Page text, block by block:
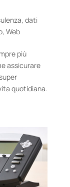
, dati
, Web
più
assicurare
quotidiana.